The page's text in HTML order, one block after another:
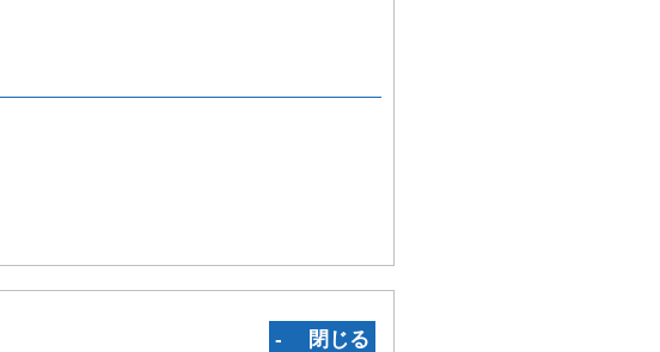
‐ 閉じる